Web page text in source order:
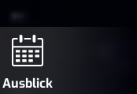
Ausblick